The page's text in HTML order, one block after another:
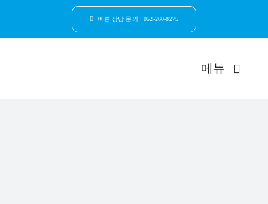
빠른 상담 문의 :052-260-8275
메뉴